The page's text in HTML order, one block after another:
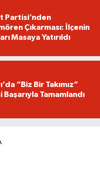
Partisi’nden
Çıkarması: İlçenin
Masaya Yatırıldı
“Biz Bir Takımız”
Başarıyla Tamamlandı